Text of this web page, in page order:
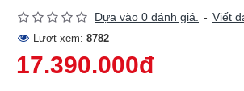
Dựa vào 0 đánh giá. - Viết
Lượt xem: 8782
17.390.000đ